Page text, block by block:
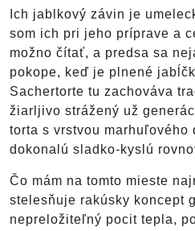
Ich jablkový závin je
som ich pri jeho príprave a
možno čítať, a predsa sa
pokope, keď je plnené
Sachertorte tu zachováva
žiarljivo strážený už
torta s vrstvou marhuľového
dokonalú sladko-kyslú
Čo mám na tomto mieste
stelesňuje rakúsky koncept
nepreložiteľný pocit tepla,